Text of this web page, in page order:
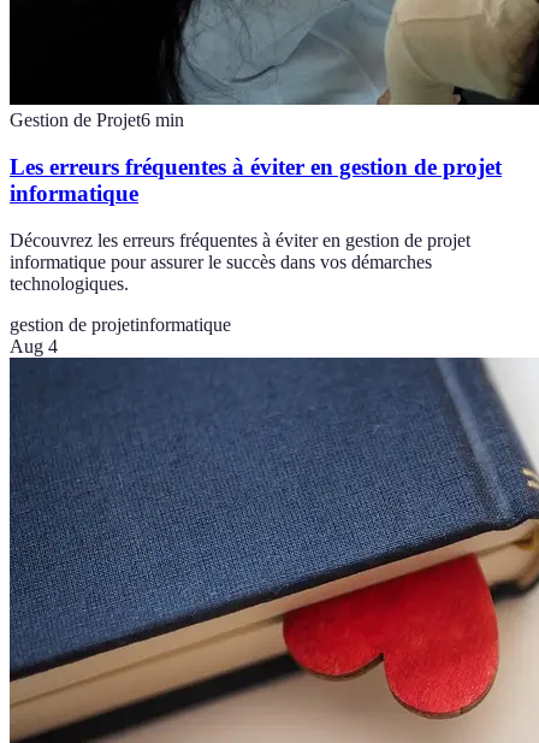
Gestion de Projet6 min
Les erreurs fréquentes à éviter en gestion de projet
informatique
Découvrez les erreurs fréquentes à éviter en gestion de projet
informatique pour assurer le succès dans vos démarches
technologiques.
gestion de projetinformatique
Aug 4